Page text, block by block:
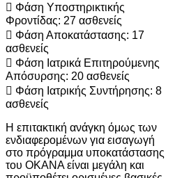
 Φάση Υποστηρικτικής
Φροντίδας: 27 ασθενείς
 Φάση Αποκατάστασης: 17
ασθενείς
 Φάση Ιατρικά Επιτηρούμενης
Απόσυρσης: 20 ασθενείς
 Φάση Ιατρικής Συντήρησης: 8
ασθενείς
Η επιτακτική ανάγκη όμως των
ενδιαφερομένων για εισαγωγή
στο πρόγραμμα υποκατάστασης
του ΟΚΑΝΑ είναι μεγάλη και